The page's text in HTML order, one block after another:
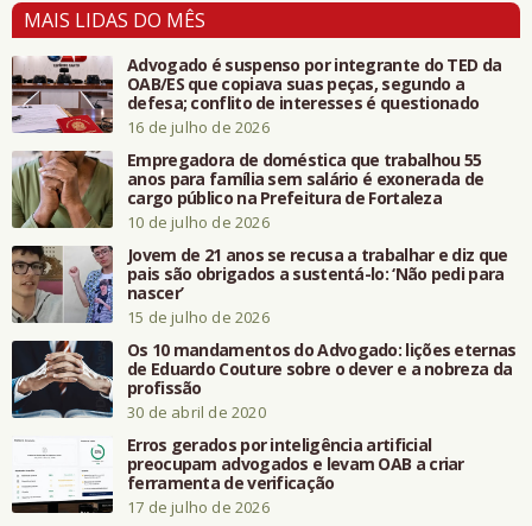
MAIS LIDAS DO MÊS
Advogado é suspenso por integrante do TED da
OAB/ES que copiava suas peças, segundo a
defesa; conflito de interesses é questionado
16 de julho de 2026
Empregadora de doméstica que trabalhou 55
anos para família sem salário é exonerada de
cargo público na Prefeitura de Fortaleza
10 de julho de 2026
Jovem de 21 anos se recusa a trabalhar e diz que
pais são obrigados a sustentá-lo: ‘Não pedi para
nascer’
15 de julho de 2026
Os 10 mandamentos do Advogado: lições eternas
de Eduardo Couture sobre o dever e a nobreza da
profissão
30 de abril de 2020
Erros gerados por inteligência artificial
preocupam advogados e levam OAB a criar
ferramenta de verificação
17 de julho de 2026